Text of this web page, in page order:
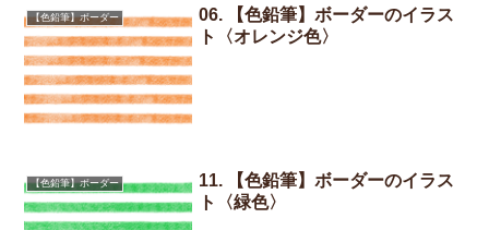
【色鉛筆】ボーダー
06. 【色鉛筆】ボーダーのイラス
ト〈オレンジ色〉
【色鉛筆】ボーダー
11. 【色鉛筆】ボーダーのイラス
ト〈緑色〉